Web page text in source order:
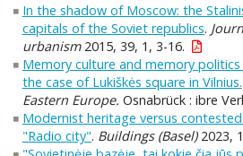
In the shadow of Moscow: the
capitals of the Soviet republics.
urbanism2015, 39, 1, 3-16.
Memory culture and memory politics
the case of Lukiškės square in Vilnius.
Eastern Europe. Osnabrück : ibre
Modernist heritage versus
"Radio city". Buildings (Basel)2023,